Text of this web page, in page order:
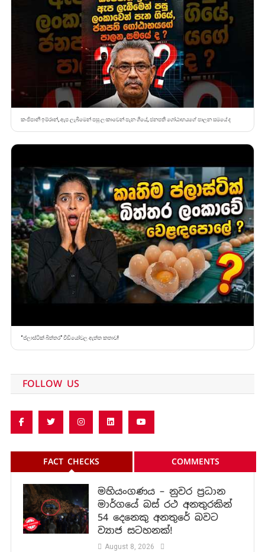
කංජිපානි ඉම්රාන්, ඇප ලැබීමෙන් පසු ලංකාවෙන් පැන ගියේ, ජනපති ගෝඨාභයගේ පාලන සමයේ ද
“ප්ලාස්ටික් බිත්තර” වීඩියෝවල ඇත්ත කතාව!
FOLLOW US
FACT CHECKS COMMENTS
මහියංගණය – නුවර ප්‍රධාන
මාර්ගයේ බස් රථ අනතුරකින්
54 දෙනෙකු අනතුරේ බවට
ව්‍යාජ සටහනක්!
August 8, 2026